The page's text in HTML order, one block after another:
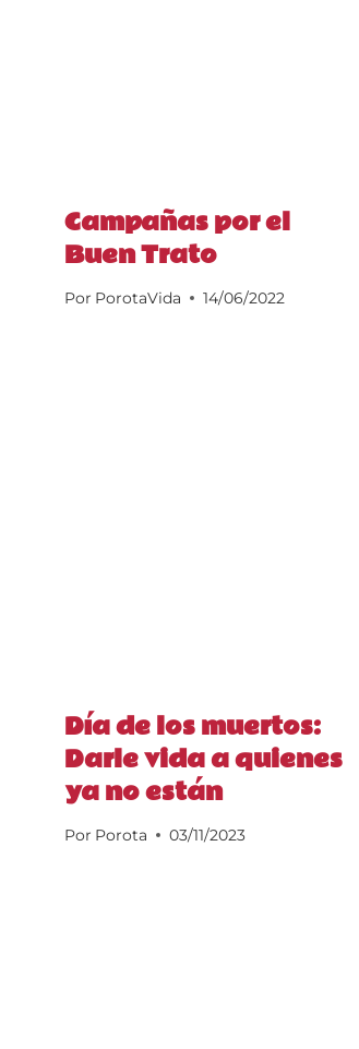
Campañas por el
Buen Trato
Por PorotaVida 14/06/2022
Día de los muertos:
Darle vida a quienes
ya no están
Por Porota 03/11/2023